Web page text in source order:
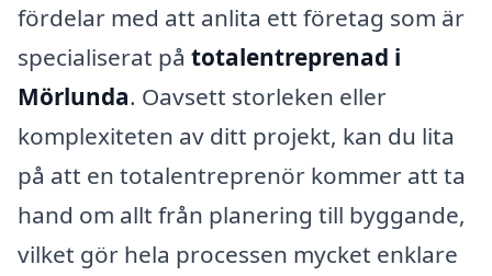
fördelar med att anlita ett företag som är
specialiserat på totalentreprenad i
Mörlunda. Oavsett storleken eller
komplexiteten av ditt projekt, kan du lita
på att en totalentreprenör kommer att ta
hand om allt från planering till byggande,
vilket gör hela processen mycket enklare